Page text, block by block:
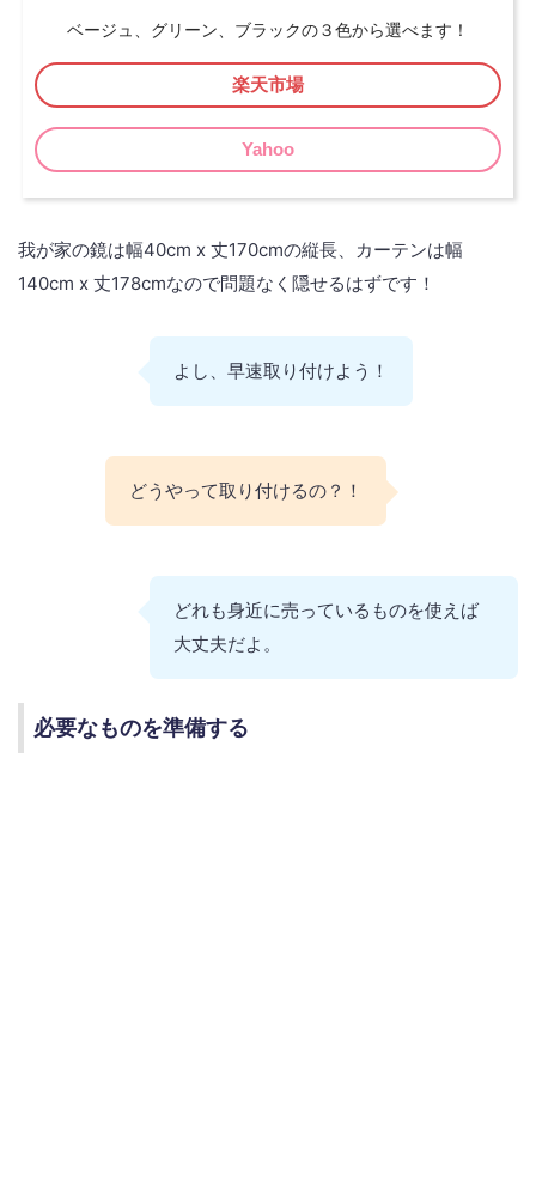
ベージュ、グリーン、ブラックの３色から選べます！
楽天市場
Yahoo
我が家の鏡は幅40cm x 丈170cmの縦長、カーテンは幅
140cm x 丈178cmなので問題なく隠せるはずです！
よし、早速取り付けよう！
どうやって取り付けるの？！
どれも身近に売っているものを使えば
大丈夫だよ。
必要なものを準備する